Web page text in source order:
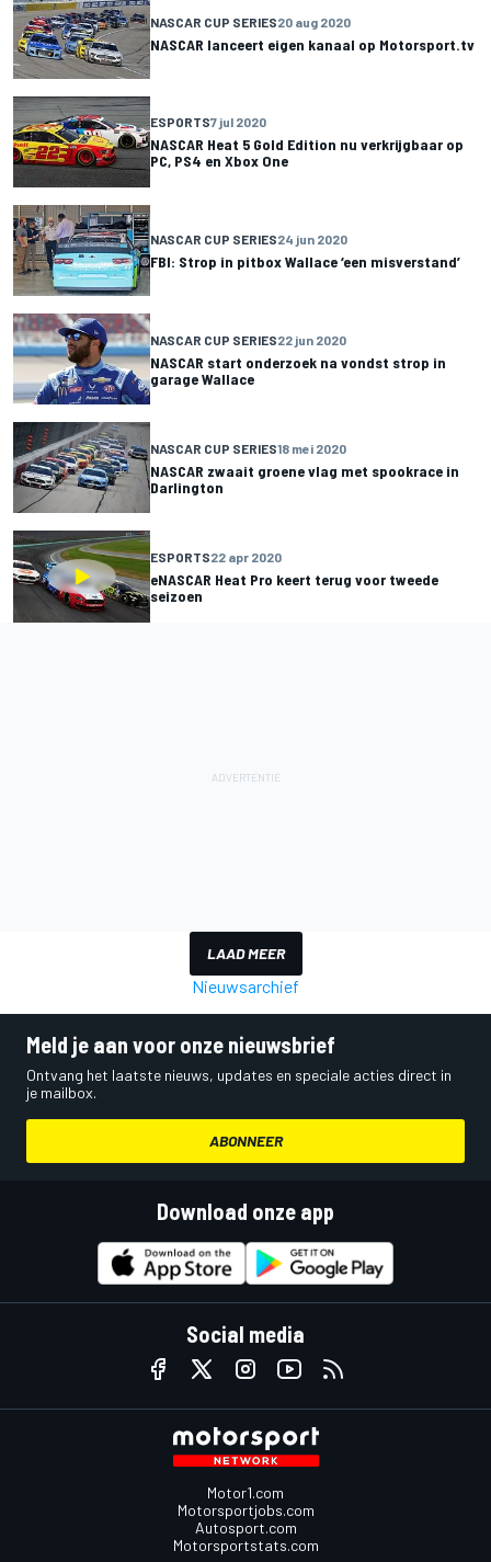
NASCAR CUP SERIES20 aug 2020
NASCAR lanceert eigen kanaal op Motorsport.tv
ESPORTS7 jul 2020
NASCAR Heat 5 Gold Edition nu verkrijgbaar op
PC, PS4 en Xbox One
NASCAR CUP SERIES24 jun 2020
FBI: Strop in pitbox Wallace ‘een misverstand’
NASCAR CUP SERIES22 jun 2020
NASCAR start onderzoek na vondst strop in
garage Wallace
NASCAR CUP SERIES18 mei 2020
NASCAR zwaait groene vlag met spookrace in
Darlington
ESPORTS22 apr 2020
eNASCAR Heat Pro keert terug voor tweede
seizoen
LAAD MEER
Nieuwsarchief
Meld je aan voor onze nieuwsbrief
Ontvang het laatste nieuws, updates en speciale acties direct in
je mailbox.
ABONNEER
Download onze app
Social media
Motor1.com
Motorsportjobs.com
Autosport.com
Motorsportstats.com